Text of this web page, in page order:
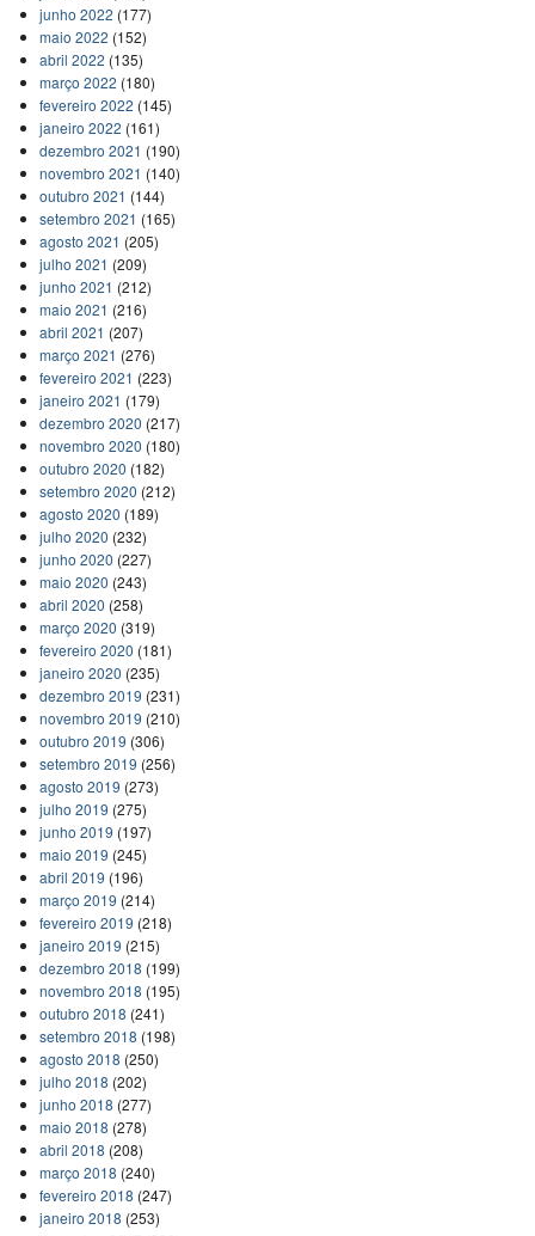
junho 2022 (177)
maio 2022 (152)
abril 2022 (135)
março 2022 (180)
fevereiro 2022 (145)
janeiro 2022 (161)
dezembro 2021 (190)
novembro 2021 (140)
outubro 2021 (144)
setembro 2021 (165)
agosto 2021 (205)
julho 2021 (209)
junho 2021 (212)
maio 2021 (216)
abril 2021 (207)
março 2021 (276)
fevereiro 2021 (223)
janeiro 2021 (179)
dezembro 2020 (217)
novembro 2020 (180)
outubro 2020 (182)
setembro 2020 (212)
agosto 2020 (189)
julho 2020 (232)
junho 2020 (227)
maio 2020 (243)
abril 2020 (258)
março 2020 (319)
fevereiro 2020 (181)
janeiro 2020 (235)
dezembro 2019 (231)
novembro 2019 (210)
outubro 2019 (306)
setembro 2019 (256)
agosto 2019 (273)
julho 2019 (275)
junho 2019 (197)
maio 2019 (245)
abril 2019 (196)
março 2019 (214)
fevereiro 2019 (218)
janeiro 2019 (215)
dezembro 2018 (199)
novembro 2018 (195)
outubro 2018 (241)
setembro 2018 (198)
agosto 2018 (250)
julho 2018 (202)
junho 2018 (277)
maio 2018 (278)
abril 2018 (208)
março 2018 (240)
fevereiro 2018 (247)
janeiro 2018 (253)